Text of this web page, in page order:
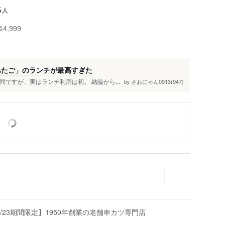
人
ご」のランチが最高すぎた
ですが、実はランチ利用は初。 結論から... by さおにゃん0913(947)
期間限定】1950年創業の老舗串カツ専門店